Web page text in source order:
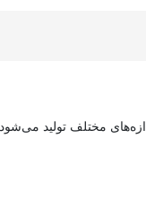
مختلف تولید می‌شود.